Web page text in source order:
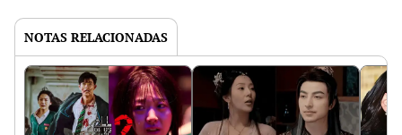
NOTAS RELACIONADAS